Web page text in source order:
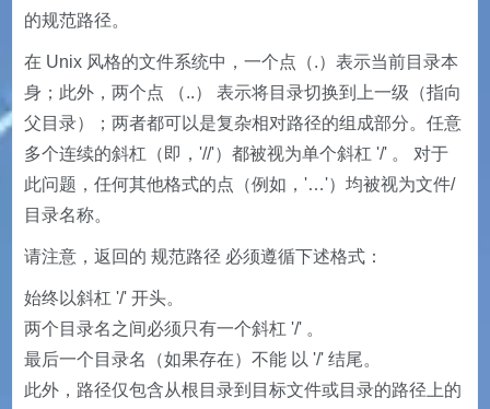
的规范路径。
在 Unix 风格的文件系统中，一个点（.）表示当前目录本
身；此外，两个点 （..） 表示将目录切换到上一级（指向
父目录）；两者都可以是复杂相对路径的组成部分。任意
多个连续的斜杠（即，'//'）都被视为单个斜杠 '/' 。 对于
此问题，任何其他格式的点（例如，'…'）均被视为文件/
目录名称。
请注意，返回的 规范路径 必须遵循下述格式：
始终以斜杠 '/' 开头。
两个目录名之间必须只有一个斜杠 '/' 。
最后一个目录名（如果存在）不能 以 '/' 结尾。
此外，路径仅包含从根目录到目标文件或目录的路径上的